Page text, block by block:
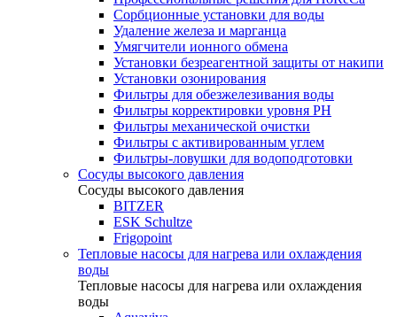
Сорбционные установки для воды
Удаление железа и марганца
Умягчители ионного обмена
Установки безреагентной защиты от накипи
Установки озонирования
Фильтры для обезжелезивания воды
Фильтры корректировки уровня PH
Фильтры механической очистки
Фильтры с активированным углем
Фильтры-ловушки для водоподготовки
Сосуды высокого давления
Сосуды высокого давления
BITZER
ESK Schultze
Frigopoint
Тепловые насосы для нагрева или охлаждения
воды
Тепловые насосы для нагрева или охлаждения
воды